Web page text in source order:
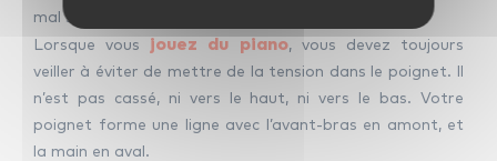
mal sollicité.
Lorsque vous jouez du piano, vous devez toujours
veiller à éviter de mettre de la tension dans le poignet. Il
n’est pas cassé, ni vers le haut, ni vers le bas. Votre
poignet forme une ligne avec l’avant-bras en amont, et
la main en aval.